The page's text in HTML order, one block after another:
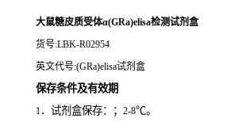
大鼠糖皮质受体α(GRa)elisa检测试剂盒
货号:LBK-R02954
英文代号:(GRa)elisa试剂盒
保存条件及有效期
1．试剂盒保存：； 2-8℃。